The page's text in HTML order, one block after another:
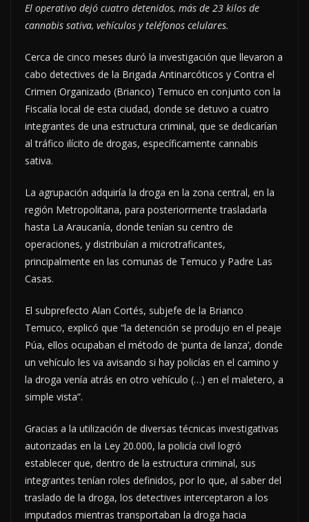
El operativo dejó cuatro detenidos, más de 23 kilos de
cannabis sativa, vehículos y teléfonos celulares.
Cerca de cinco meses duró la investigación que llevaron a
cabo detectives de la Brigada Antinarcóticos y Contra el
Crimen Organizado (Brianco) Temuco en conjunto con la
Fiscalía local de esta ciudad, donde se detuvo a cuatro
integrantes de una estructura criminal, que se dedicarían
al tráfico ilícito de drogas, específicamente cannabis
sativa.
La agrupación adquiría la droga en la zona central, en la
región Metropolitana, para posteriormente trasladarla
hasta La Araucanía, donde tenían su centro de
operaciones, y distribuían a microtraficantes,
principalmente en las comunas de Temuco y Padre Las
Casas.
El subprefecto Alan Cortés, subjefe de la Brianco
Temuco, explicó que “la detención se produjo en el peaje
Púa, ellos ocupaban el método de ‘punta de lanza’, donde
un vehículo les va avisando si hay policías en el camino y
la droga venía atrás en otro vehículo (…) en el maletero, a
simple vista”.
Gracias a la utilización de diversas técnicas investigativas
autorizadas en la Ley 20.000, la policía civil logró
establecer que, dentro de la estructura criminal, sus
integrantes tenían roles definidos, por lo que, al saber del
traslado de la droga, los detectives interceptaron a los
imputados mientras transportaban la droga hacia